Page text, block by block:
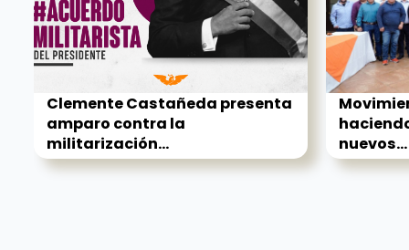
Clemente Castañeda presenta
amparo contra la
militarización...
nuevos...